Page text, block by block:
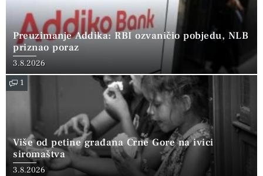
Preuzimanje Addika: RBI ozvaničio pobjedu, NLB
priznao poraz
3.8.2026
1
Više od petine građana Crne Gore na ivici
siromaštva
3.8.2026